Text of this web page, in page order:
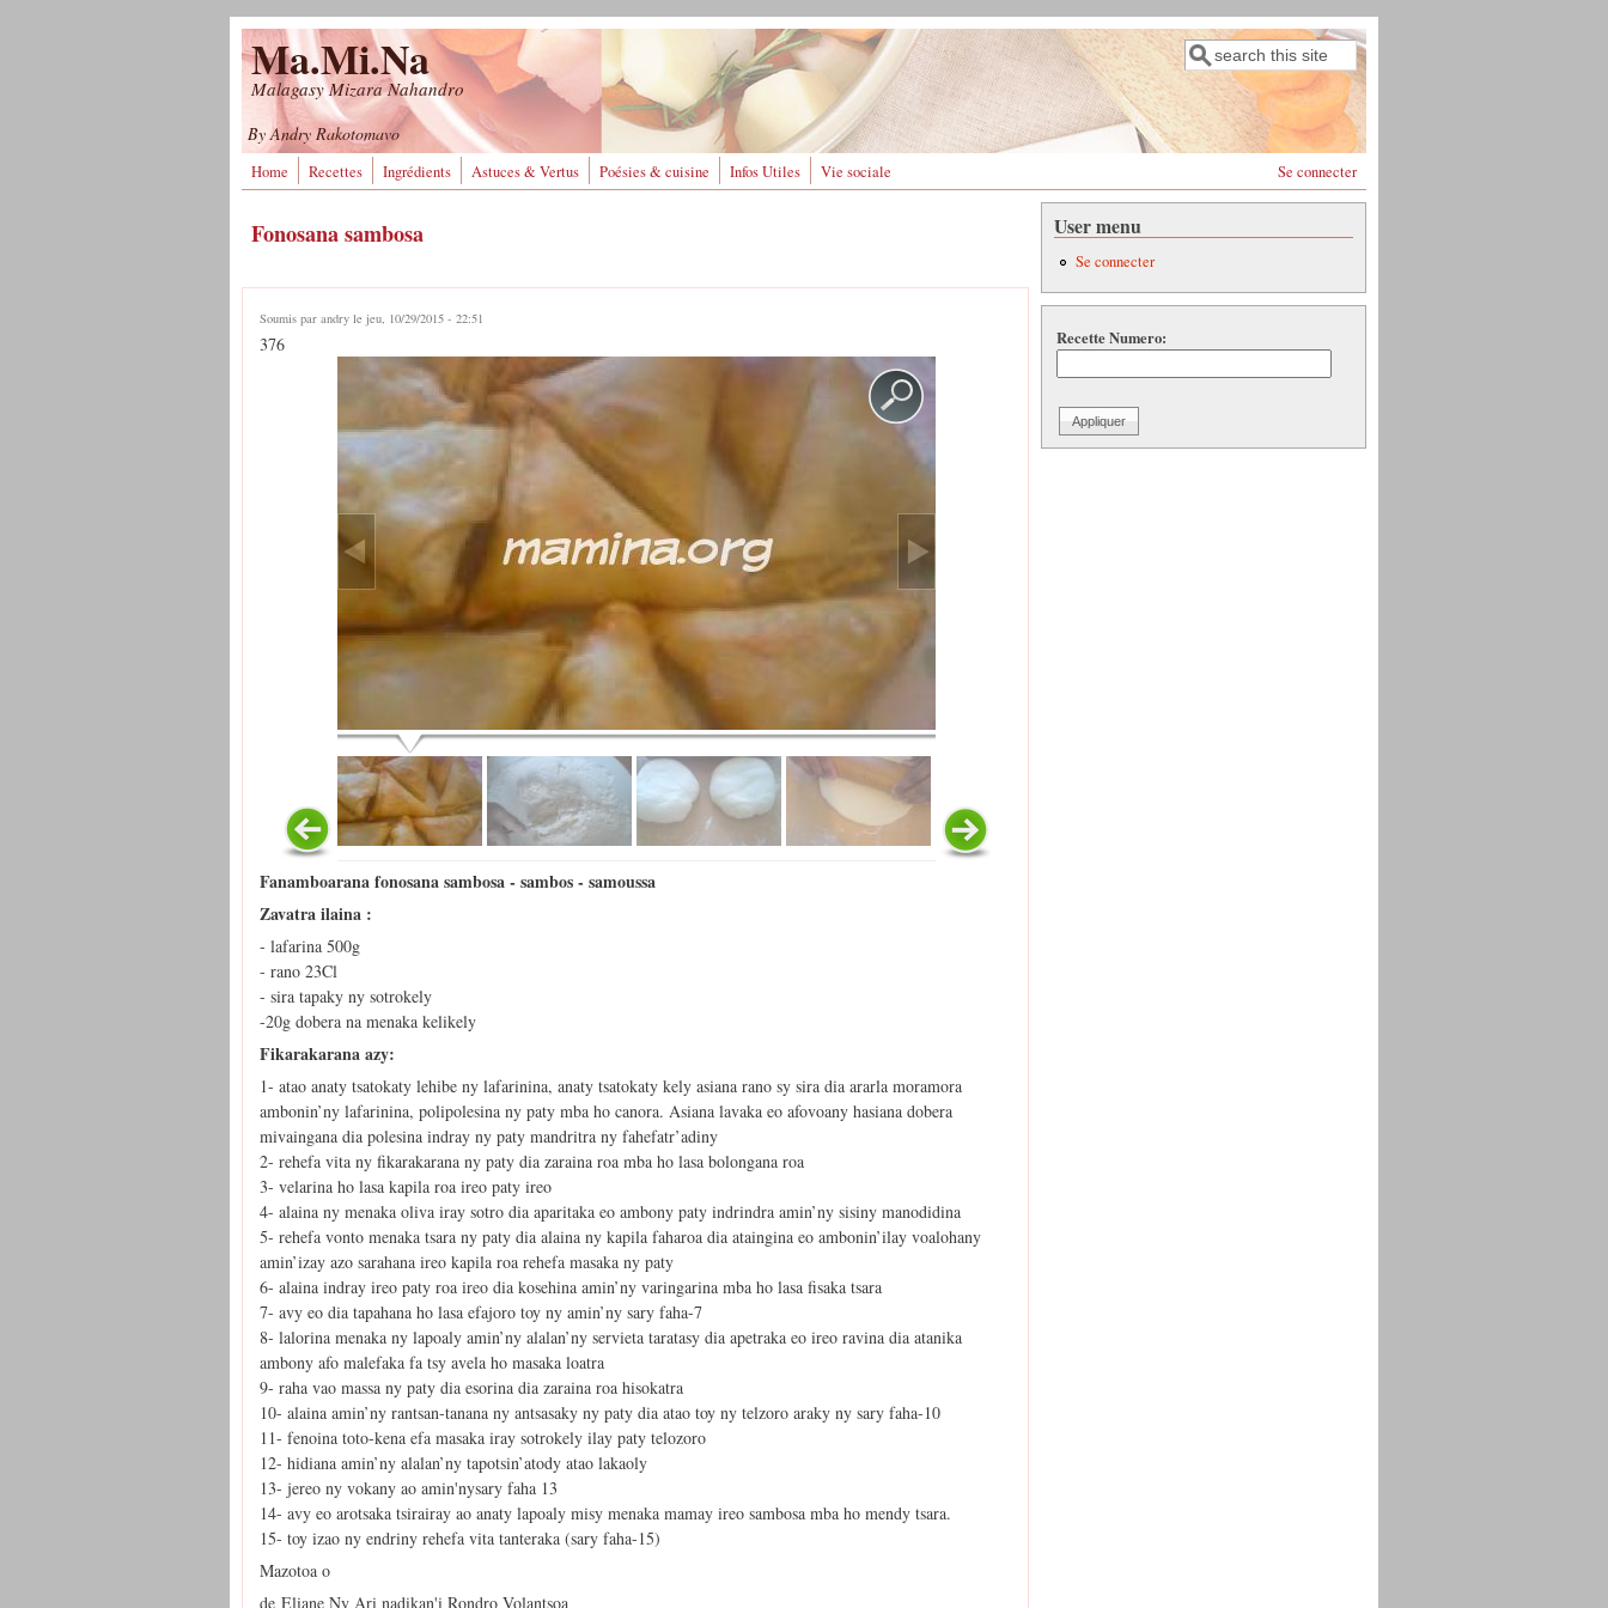
Ma.Mi.Na
Malagasy Mizara Nahandro
Formulaire de recherche
Rechercher
By Andry Rakotomavo
Home Recettes Ingrédients Astuces & Vertus Poésies & cuisine Infos Utiles Vie sociale Se connecter
Fonosana sambosa
Soumis par andry le jeu, 10/29/2015 - 22:51
376
Fanamboarana fonosana sambosa - sambos - samoussa
Zavatra ilaina :
- lafarina 500g
- rano 23Cl
- sira tapaky ny sotrokely
-20g dobera na menaka kelikely
Fikarakarana azy:
1- atao anaty tsatokaty lehibe ny lafarinina, anaty tsatokaty kely asiana rano sy sira dia ararla moramora
ambonin’ny lafarinina, polipolesina ny paty mba ho canora. Asiana lavaka eo afovoany hasiana dobera
mivaingana dia polesina indray ny paty mandritra ny fahefatr’adiny
2- rehefa vita ny fikarakarana ny paty dia zaraina roa mba ho lasa bolongana roa
3- velarina ho lasa kapila roa ireo paty ireo
4- alaina ny menaka oliva iray sotro dia aparitaka eo ambony paty indrindra amin’ny sisiny manodidina
5- rehefa vonto menaka tsara ny paty dia alaina ny kapila faharoa dia ataingina eo ambonin’ilay voalohany
amin’izay azo sarahana ireo kapila roa rehefa masaka ny paty
6- alaina indray ireo paty roa ireo dia kosehina amin’ny varingarina mba ho lasa fisaka tsara
7- avy eo dia tapahana ho lasa efajoro toy ny amin’ny sary faha-7
8- lalorina menaka ny lapoaly amin’ny alalan’ny servieta taratasy dia apetraka eo ireo ravina dia atanika
ambony afo malefaka fa tsy avela ho masaka loatra
9- raha vao massa ny paty dia esorina dia zaraina roa hisokatra
10- alaina amin’ny rantsan-tanana ny antsasaky ny paty dia atao toy ny telzoro araky ny sary faha-10
11- fenoina toto-kena efa masaka iray sotrokely ilay paty telozoro
12- hidiana amin’ny alalan’ny tapotsin’atody atao lakaoly
13- jereo ny vokany ao amin'nysary faha 13
14- avy eo arotsaka tsirairay ao anaty lapoaly misy menaka mamay ireo sambosa mba ho mendy tsara.
15- toy izao ny endriny rehefa vita tanteraka (sary faha-15)
Mazotoa o
de Eliane Ny Ari nadikan'i Rondro Volantsoa
User menu
Se connecter
Recette Numero: